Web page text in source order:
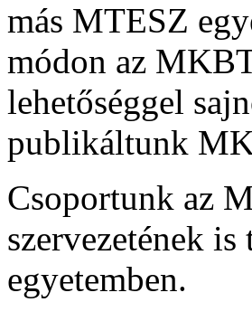
más MTESZ
módon az
lehetőséggel
publikáltunk
Csoportunk az
szervezetének
egyetemben.